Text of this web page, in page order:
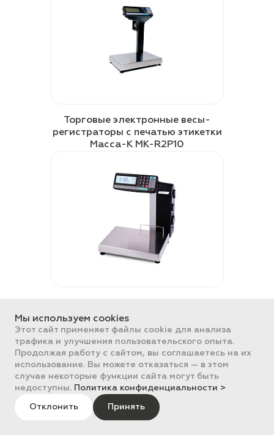
Торговые электронные весы-
регистраторы с печатью этикетки
Масса-К MK-R2P10
с печатью этикетки Масса-К MK-
RL10-1 влагозащищенные
Мы используем cookies
Этот сайт применяет файлы cookie для анализа
трафика и улучшения пользовательского опыта.
Продолжая работу с сайтом, вы соглашаетесь на их
использование. Вы можете отказаться — в этом
случае некоторые функции сайта могут быть
недоступны. Политика конфиденциальности >
Отклонить Принять